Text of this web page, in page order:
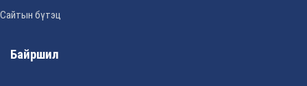
Сайтын бүтэц
Байршил